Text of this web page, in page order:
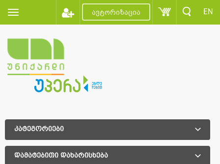
ავტორიზაცია EN
კატეგორიები
დამატებითი დახარისხება